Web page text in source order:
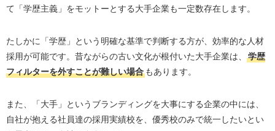
て「学歴主義」をモットーとする大手企業も一定数存在します。
たしかに「学歴」という明確な基準で判断する方が、効率的な人材
採用が可能です。昔ながらの古い文化が根付いた大手企業は、
学歴
フィルターを外すことが難しい場合もあります。
また、「大手」というブランディングを大事にする企業の中には、
自社が抱える社員達の採用実績校を、優秀校のみで統一したいとい